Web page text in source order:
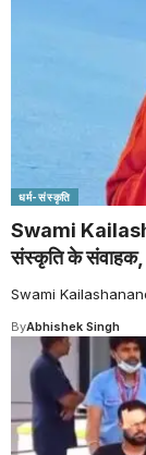
धर्म-संस्कृति
Swami
संस्कृति के संवाहक,
Swami
ByAbhishek Singh